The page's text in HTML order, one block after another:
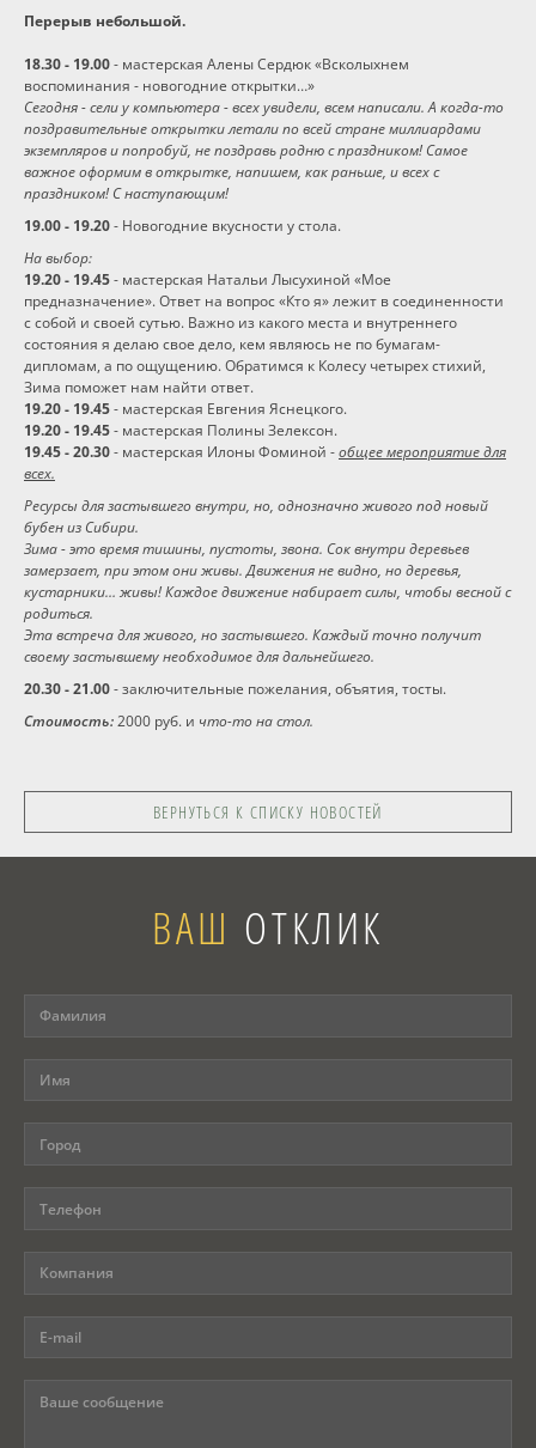
Перерыв небольшой.
18.30 - 19.00- мастерская Алены Сердюк «Всколыхнем
воспоминания - новогодние открытки…»
Сегодня - сели у компьютера - всех увидели, всем написали. А когда-то
поздравительные открытки летали по всей стране миллиардами
экземпляров и попробуй, не поздравь родню с праздником! Самое
важное оформим в открытке, напишем, как раньше, и всех с
праздником! С наступающим!
19.00 - 19.20- Новогодние вкусности у стола.
На выбор:
19.20 - 19.45- мастерская Натальи Лысухиной «Мое
предназначение». Ответ на вопрос «Кто я» лежит в соединенности
с собой и своей сутью. Важно из какого места и внутреннего
состояния я делаю свое дело, кем являюсь не по бумагам-
дипломам, а по ощущению. Обратимся к Колесу четырех стихий,
Зима поможет нам найти ответ.
19.20 - 19.45- мастерская Евгения Яснецкого.
19.20 - 19.45- мастерская Полины Зелексон.
19.45 - 20.30- мастерская Илоны Фоминой -общее мероприятие для
всех.
Ресурсы для застывшего внутри, но, однозначно живого под новый
бубен из Сибири.
Зима - это время тишины, пустоты, звона. Сок внутри деревьев
замерзает, при этом они живы. Движения не видно, но деревья,
кустарники… живы! Каждое движение набирает силы, чтобы весной с
родиться.
Эта встреча для живого, но застывшего. Каждый точно получит
своему застывшему необходимое для дальнейшего.
20.30 - 21.00- заключительные пожелания, объятия, тосты.
Стоимость:2000 руб. и что-то на стол.
ВЕРНУТЬСЯ К СПИСКУ НОВОСТЕЙ
ВАШ ОТКЛИК